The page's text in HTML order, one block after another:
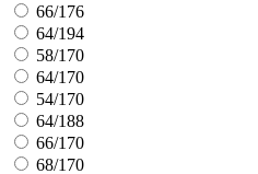
66/176
64/194
58/170
64/170
54/170
64/188
66/170
68/170